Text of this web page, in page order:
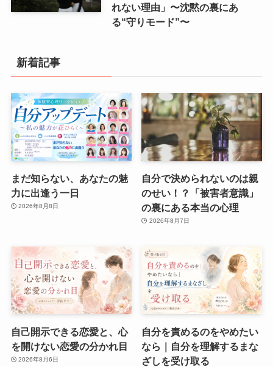
れない理由」〜沈黙の裏にあ
る“守りモード”〜
新着記事
まだ知らない、あなたの魅
力に出逢う一日
2026年8月8日
自分で決められないのは親
のせい！？「被害者意識」
の裏にある本当の心理
2026年8月7日
自己開示できる恋愛と、心
を開けない恋愛の分かれ目
2026年8月6日
自分を責めるのをやめたい
なら｜自分を理解するまな
ざしを受け取る